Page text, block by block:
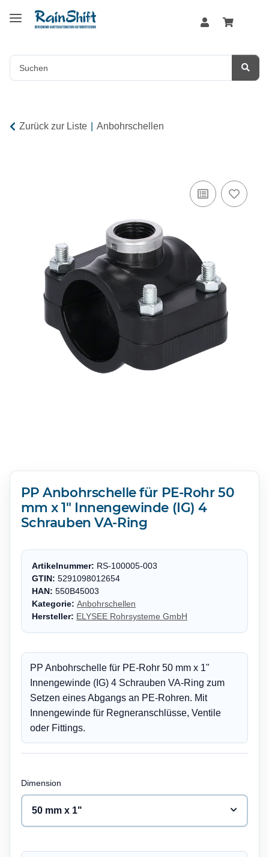
Zurück zur Liste Anbohrschellen
PP Anbohrschelle für PE-Rohr 50
mm x 1" Innengewinde (IG) 4
Schrauben VA-Ring
Artikelnummer: RS-100005-003
GTIN: 5291098012654
HAN: 550B45003
Kategorie:Anbohrschellen
Hersteller: ELYSEE Rohrsysteme GmbH
PP Anbohrschelle für PE-Rohr 50 mm x 1"
Innengewinde (IG) 4 Schrauben VA-Ring zum
Setzen eines Abgangs an PE-Rohren. Mit
Innengewinde für Regneranschlüsse, Ventile
oder Fittings.
Dimension
50 mm x 1"